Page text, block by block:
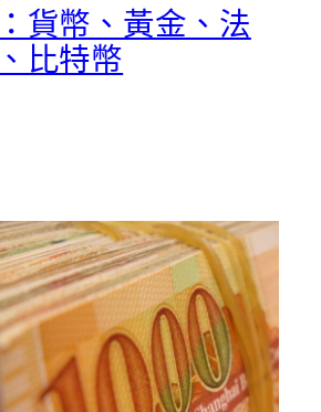
貨幣、黃金、法
比特幣